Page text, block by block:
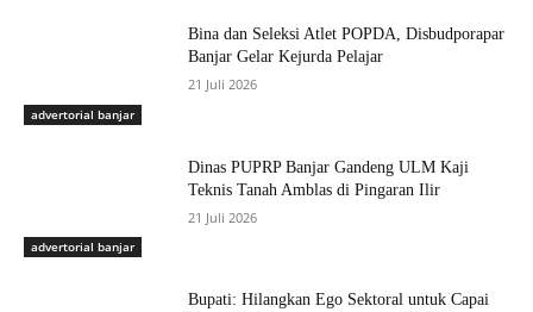
advertorial banjar
Bina dan Seleksi Atlet POPDA, Disbudporapar
Banjar Gelar Kejurda Pelajar
21 Juli 2026
advertorial banjar
Dinas PUPRP Banjar Gandeng ULM Kaji
Teknis Tanah Amblas di Pingaran Ilir
21 Juli 2026
Bupati: Hilangkan Ego Sektoral untuk Capai